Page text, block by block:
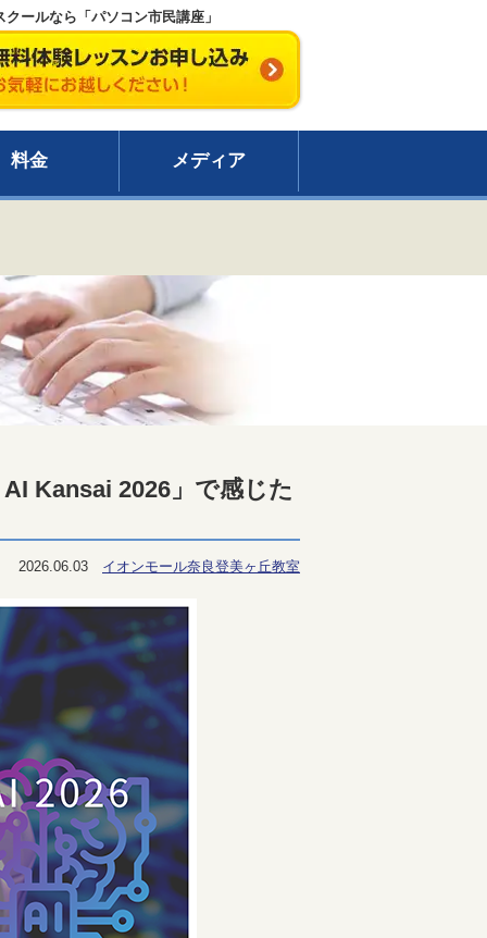
ールなら「パソコン市民講座」
料金 メディア
Kansai 2026」で感じた
2026.06.03 イオンモール奈良登美ヶ丘教室